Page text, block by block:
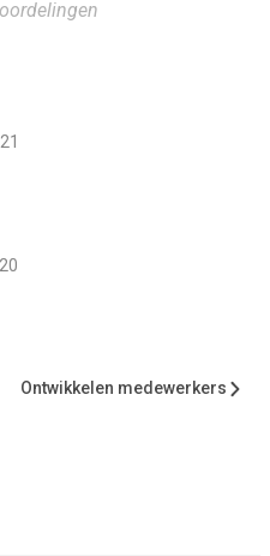
de scan adviseert je de
Ontwikkelen medewerkers